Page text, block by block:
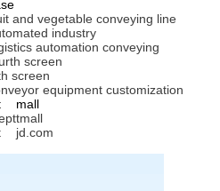
and vegetable conveying line
industry
automation conveying
screen
screen
equipment customization
mall
tmall
jd.com